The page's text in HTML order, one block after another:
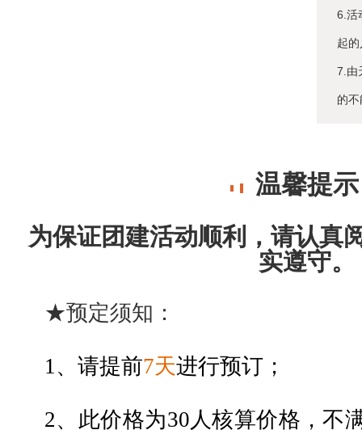
6.活
起
7.由
的
温馨提示
为保证团建活动顺利，请认真
实遵守。
★预定须知：
1、请提前7天进行预订；
2、此价格为30人核算价格，不